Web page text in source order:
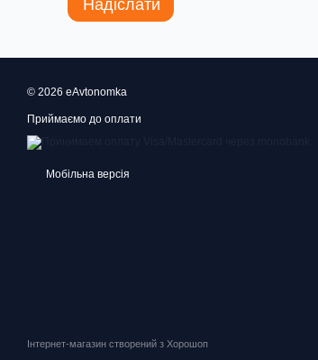
Надіслати
© 2026 eAvtonomka
Приймаємо до оплати
Мобільна версія
Інтернет-магазин створений з Хорошоп